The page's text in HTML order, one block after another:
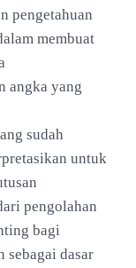
pengetahuan
membuat
angka yang
sudah
untuk
pengolahan
bagi
sebagai dasar